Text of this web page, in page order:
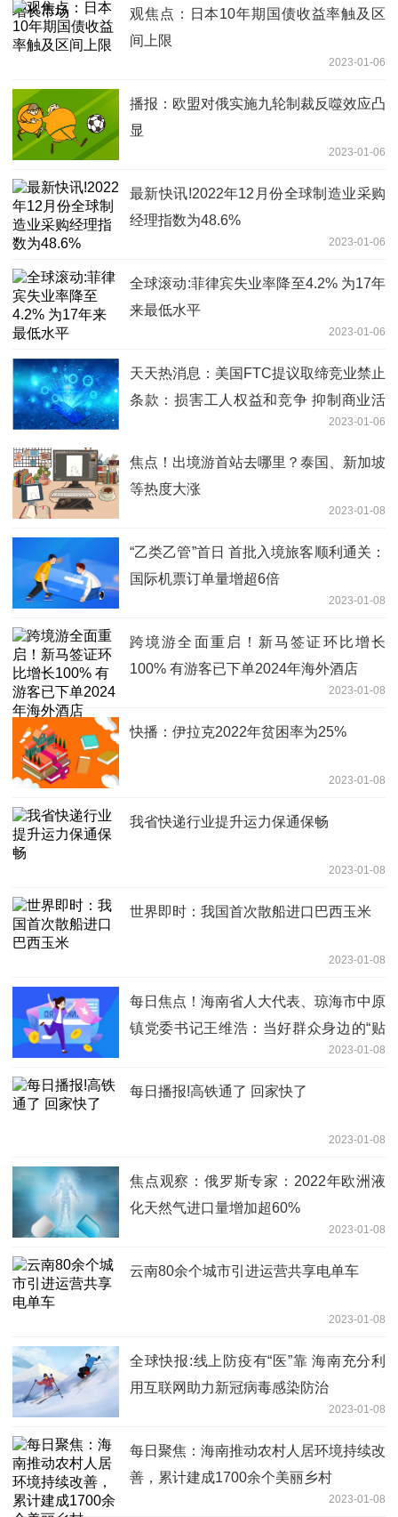
观焦点：日本10年期国债收益率触及区
间上限
2023-01-06
播报：欧盟对俄实施九轮制裁反噬效应凸
显
2023-01-06
最新快讯!2022年12月份全球制造业采购
经理指数为48.6%
2023-01-06
全球滚动:菲律宾失业率降至4.2% 为17年
来最低水平
2023-01-06
天天热消息：美国FTC提议取缔竞业禁止
条款：损害工人权益和竞争 抑制商业活
2023-01-06
焦点！出境游首站去哪里？泰国、新加坡
等热度大涨
2023-01-08
“乙类乙管”首日 首批入境旅客顺利通关：
国际机票订单量增超6倍
2023-01-08
跨境游全面重启！新马签证环比增长
100% 有游客已下单2024年海外酒店
2023-01-08
快播：伊拉克2022年贫困率为25%
2023-01-08
我省快递行业提升运力保通保畅
2023-01-08
世界即时：我国首次散船进口巴西玉米
2023-01-08
每日焦点！海南省人大代表、琼海市中原
镇党委书记王维浩：当好群众身边的“贴
2023-01-08
每日播报!高铁通了 回家快了
2023-01-08
焦点观察：俄罗斯专家：2022年欧洲液
化天然气进口量增加超60%
2023-01-08
云南80余个城市引进运营共享电单车
2023-01-08
全球快报:线上防疫有“医”靠 海南充分利
用互联网助力新冠病毒感染防治
2023-01-08
每日聚焦：海南推动农村人居环境持续改
善，累计建成1700余个美丽乡村
2023-01-08